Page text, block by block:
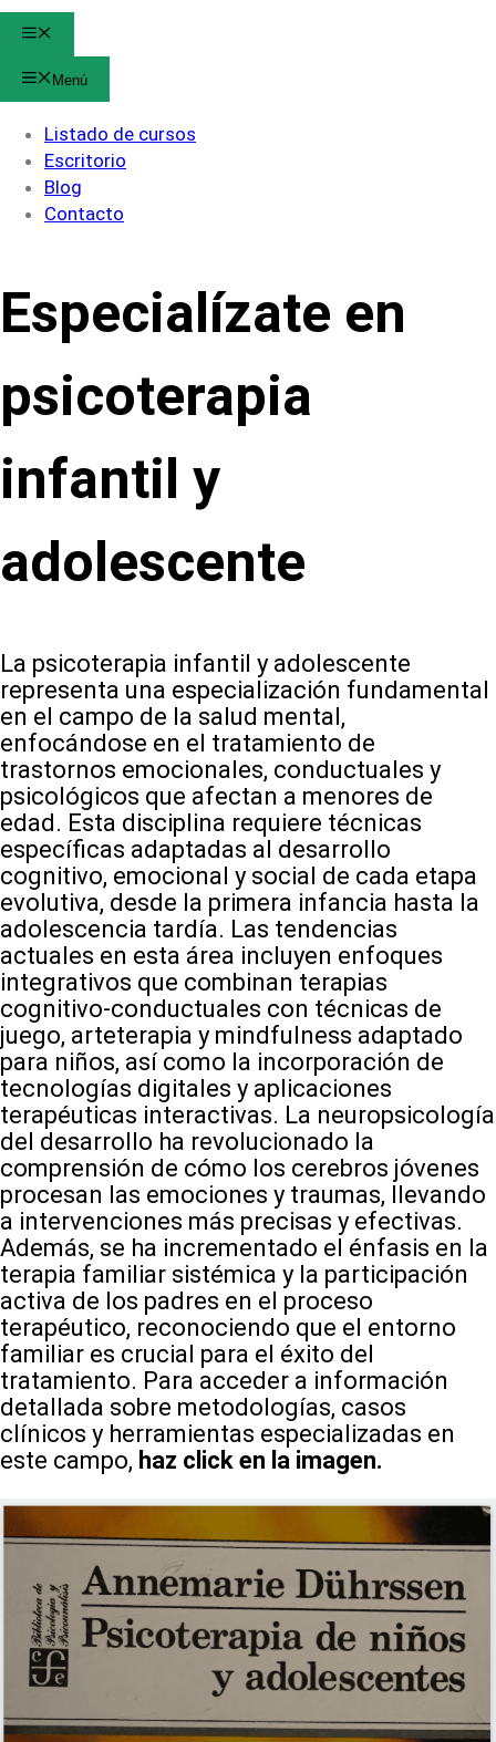
Menú
Listado de cursos
Escritorio
Blog
Contacto
Especialízate en
psicoterapia
infantil y
adolescente
La psicoterapia infantil y adolescente
representa una especialización fundamental
en el campo de la salud mental,
enfocándose en el tratamiento de
trastornos emocionales, conductuales y
psicológicos que afectan a menores de
edad. Esta disciplina requiere técnicas
específicas adaptadas al desarrollo
cognitivo, emocional y social de cada etapa
evolutiva, desde la primera infancia hasta la
adolescencia tardía. Las tendencias
actuales en esta área incluyen enfoques
integrativos que combinan terapias
cognitivo-conductuales con técnicas de
juego, arteterapia y mindfulness adaptado
para niños, así como la incorporación de
tecnologías digitales y aplicaciones
terapéuticas interactivas. La neuropsicología
del desarrollo ha revolucionado la
comprensión de cómo los cerebros jóvenes
procesan las emociones y traumas, llevando
a intervenciones más precisas y efectivas.
Además, se ha incrementado el énfasis en la
terapia familiar sistémica y la participación
activa de los padres en el proceso
terapéutico, reconociendo que el entorno
familiar es crucial para el éxito del
tratamiento. Para acceder a información
detallada sobre metodologías, casos
clínicos y herramientas especializadas en
este campo, haz click en la imagen.